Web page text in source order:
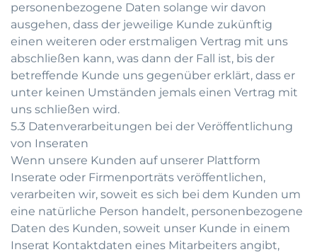
personenbezogene Daten solange wir davon
ausgehen, dass der jeweilige Kunde zukünftig
einen weiteren oder erstmaligen Vertrag mit uns
abschließen kann, was dann der Fall ist, bis der
betreffende Kunde uns gegenüber erklärt, dass er
unter keinen Umständen jemals einen Vertrag mit
uns schließen wird.
5.3 Datenverarbeitungen bei der Veröffentlichung
von Inseraten
Wenn unsere Kunden auf unserer Plattform
Inserate oder Firmenporträts veröffentlichen,
verarbeiten wir, soweit es sich bei dem Kunden um
eine natürliche Person handelt, personenbezogene
Daten des Kunden, soweit unser Kunde in einem
Inserat Kontaktdaten eines Mitarbeiters angibt,